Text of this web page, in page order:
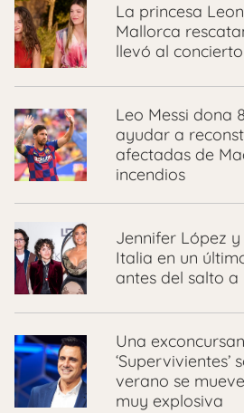
La princesa
Mallorca
llevó al
Leo Messi dona
ayudar a
afectadas de
incendios
Jennifer López
Italia en un
antes del salto
Una
‘Supervivientes’
verano se
muy explosiva